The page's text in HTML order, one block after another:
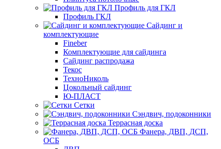
Профиль для ГКЛ
Профиль ГКЛ
Сайдинг и
комплектующие
Fineber
Комплектующие для сайдинга
Сайдинг распродажа
Текос
ТехноНиколь
Цокольный сайдинг
Ю-ПЛАСТ
Сетки
Сэндвич, подоконники
Террасная доска
Фанера, ДВП, ДСП,
ОСБ